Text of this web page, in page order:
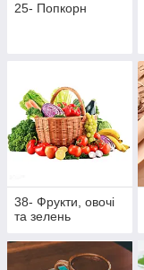
25- Попкорн
38- Фрукти, овочі
та зелень